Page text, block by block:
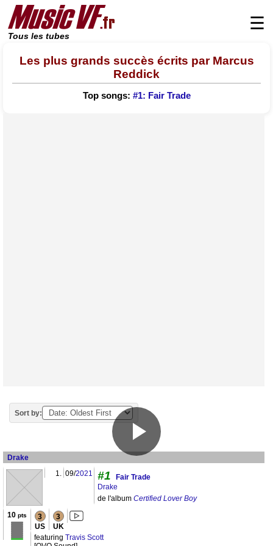
Tous les tubes
☰
Les plus grands succès écrits par Marcus
Reddick
Top songs: #1: Fair Trade
Sort by:
Drake
1. 09/2021 #1
Fair Trade
Drake
de l'album Certified Lover Boy
10 pts 3
US
3
UK
featuring Travis Scott